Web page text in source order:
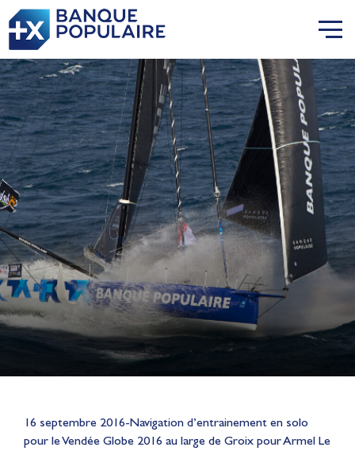
16 septembre 2016-Navigation d’entrainement en solo
pour le Vendée Globe 2016 au large de Groix pour Armel Le
Beach, sur le plan d'eau des